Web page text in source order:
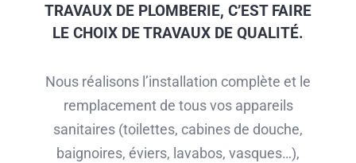
TRAVAUX DE PLOMBERIE, C’EST FAIRE
LE CHOIX DE TRAVAUX DE QUALITÉ.
Nous réalisons l’installation complète et le
remplacement de tous vos appareils
sanitaires (toilettes, cabines de douche,
baignoires, éviers, lavabos, vasques…),